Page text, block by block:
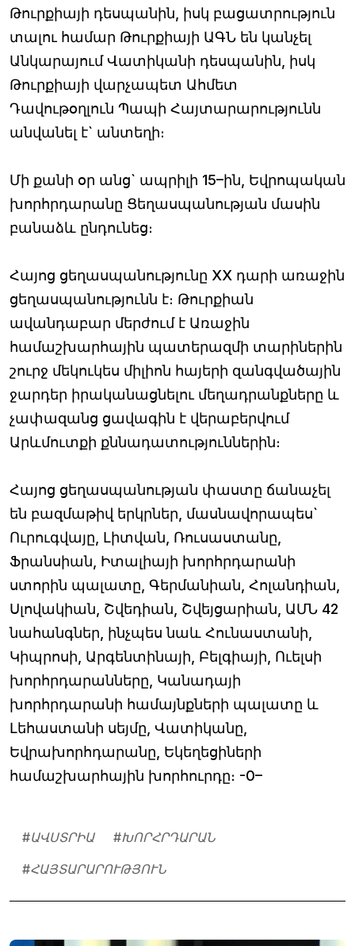
Թուրքիայի դեսպանին, իսկ բացատրություն
տալու համար Թուրքիայի ԱԳՆ են կանչել
Անկարայում Վատիկանի դեսպանին, իսկ
Թուրքիայի վարչապետ Ահմետ
Դավութօղլուն Պապի Հայտարարությունն
անվանել է` անտեղի։
Մի քանի օր անց` ապրիլի 15–ին, Եվրոպական
խորհրդարանը Ցեղասպանության մասին
բանաձև ընդունեց։
Հայոց ցեղասպանությունը ХХ դարի առաջին
ցեղասպանությունն է։ Թուրքիան
ավանդաբար մերժում է Առաջին
համաշխարհային պատերազմի տարիներին
շուրջ մեկուկես միլիոն հայերի զանգվածային
ջարդեր իրականացնելու մեղադրանքները և
չափազանց ցավագին է վերաբերվում
Արևմուտքի քննադատություններին։
Հայոց ցեղասպանության փաստը ճանաչել
են բազմաթիվ երկրներ, մասնավորապես`
Ուրուգվայը, Լիտվան, Ռուսաստանը,
Ֆրանսիան, Իտալիայի խորհրդարանի
ստորին պալատը, Գերմանիան, Հոլանդիան,
Սլովակիան, Շվեդիան, Շվեյցարիան, ԱՄՆ 42
նահանգներ, ինչպես նաև Հունաստանի,
Կիպրոսի, Արգենտինայի, Բելգիայի, Ուելսի
խորհրդարանները, Կանադայի
խորհրդարանի համայնքների պալատը և
Լեհաստանի սեյմը, Վատիկանը,
Եվրախորհդարանը, Եկեղեցիների
համաշխարհային խորհուրդը։ -0–
#ԱՎՍՏՐԻԱ #ԽՈՐՀՐԴԱՐԱՆ
#ՀԱՅՏԱՐԱՐՈՒԹՅՈՒՆ